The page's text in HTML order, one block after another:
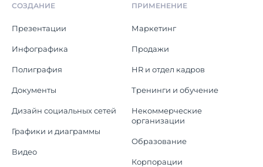
СОЗДАНИЕ
Презентации
Инфографика
Полиграфия
Документы
Дизайн социальных сетей
Графики и диаграммы
Видео
ПРИМЕНЕНИЕ
Маркетинг
Продажи
HR и отдел кадров
Тренинги и обучение
Некоммерческие
организации
Образование
Корпорации